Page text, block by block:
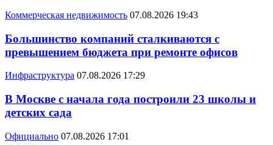
Коммерческая недвижимость 07.08.2026 19:43
Большинство компаний сталкиваются с
превышением бюджета при ремонте офисов
Инфраструктура 07.08.2026 17:29
В Москве с начала года построили 23 школы и
детских сада
Официально 07.08.2026 17:01